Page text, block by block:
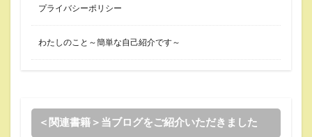
プライバシーポリシー
わたしのこと～簡単な自己紹介です～
＜関連書籍＞当ブログをご紹介いただきました